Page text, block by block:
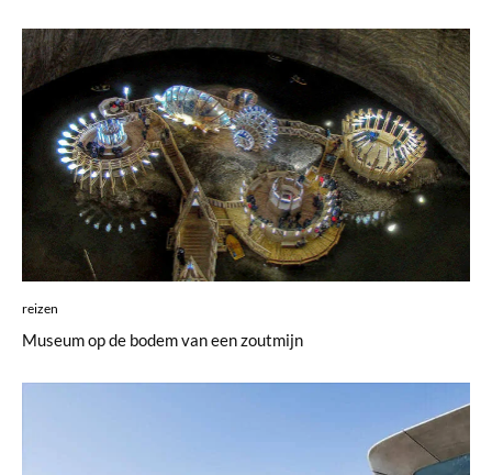
reizen
Museum op de bodem van een zoutmijn